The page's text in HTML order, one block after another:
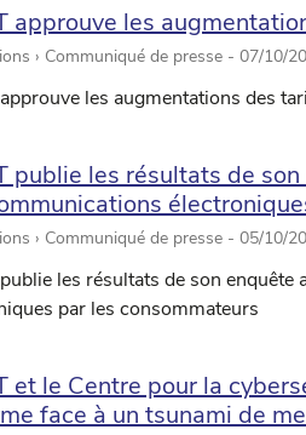
...
...
approuve les
› Communiqué de presse - 07/10/
approuve les augmentations des
publie les résultats de
› Communiqué de presse - 05/10/
publie les résultats de son
par les consommateurs
et le Centre pour la
face à un tsunami de